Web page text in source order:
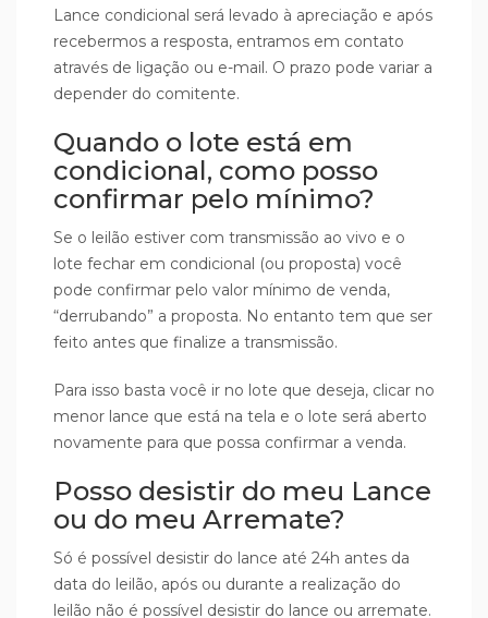
Lance condicional será levado à apreciação e após
recebermos a resposta, entramos em contato
através de ligação ou e-mail. O prazo pode variar a
depender do comitente.
Quando o lote está em
condicional, como posso
confirmar pelo mínimo?
Se o leilão estiver com transmissão ao vivo e o
lote fechar em condicional (ou proposta) você
pode confirmar pelo valor mínimo de venda,
“derrubando” a proposta. No entanto tem que ser
feito antes que finalize a transmissão.
Para isso basta você ir no lote que deseja, clicar no
menor lance que está na tela e o lote será aberto
novamente para que possa confirmar a venda.
Posso desistir do meu Lance
ou do meu Arremate?
Só é possível desistir do lance até 24h antes da
data do leilão, após ou durante a realização do
leilão não é possível desistir do lance ou arremate.